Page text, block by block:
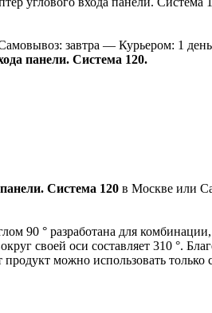
завтра — Курьером: 1 день
панели. Система 120.
Система 120 в Москве или
90 ° разработана для
своей оси составляет 310 °.
можно использовать